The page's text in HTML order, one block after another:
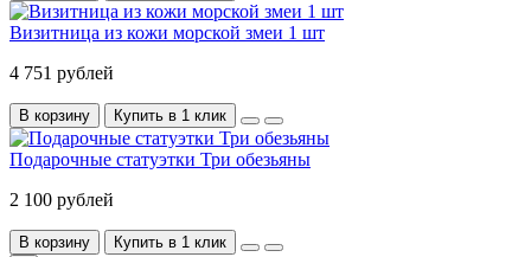
Визитница из кожи морской змеи 1 шт
4 751 рублей
В корзину Купить в 1 клик
Подарочные статуэтки Три обезьяны
2 100 рублей
В корзину
Купить в 1 клик